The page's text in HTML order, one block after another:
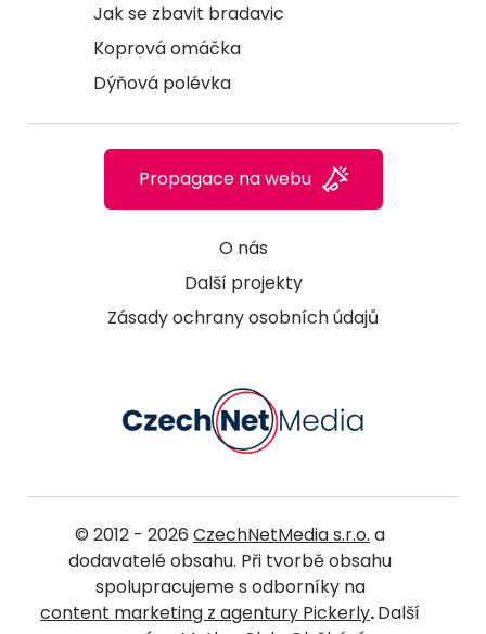
Jak se zbavit bradavic
Koprová omáčka
Dýňová polévka
O nás
Další projekty
Zásady ochrany osobních údajů
Propagace na webu
© 2012 - 2026 CzechNetMedia s.r.o. a
dodavatelé obsahu. Při tvorbě obsahu
spolupracujeme s odborníky na
content marketing z agentury Pickerly.Další